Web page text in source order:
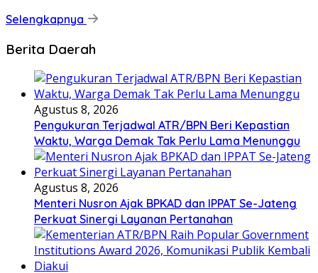
Selengkapnya
Berita Daerah
Agustus 8, 2026
Pengukuran Terjadwal ATR/BPN Beri Kepastian
Waktu, Warga Demak Tak Perlu Lama Menunggu
Agustus 8, 2026
Menteri Nusron Ajak BPKAD dan IPPAT Se-Jateng
Perkuat Sinergi Layanan Pertanahan